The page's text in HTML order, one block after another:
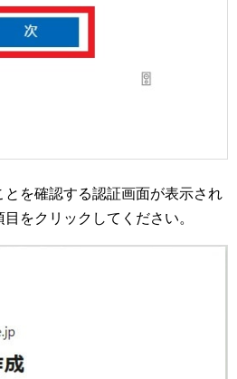
を確認する認証画面が表示され
目をクリックしてください。